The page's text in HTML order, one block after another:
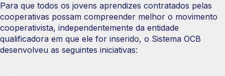
Para que todos os jovens aprendizes contratados pelas
cooperativas possam compreender melhor o movimento
cooperativista, independentemente da entidade
qualificadora em que ele for inserido, o Sistema OCB
desenvolveu as seguintes iniciativas: